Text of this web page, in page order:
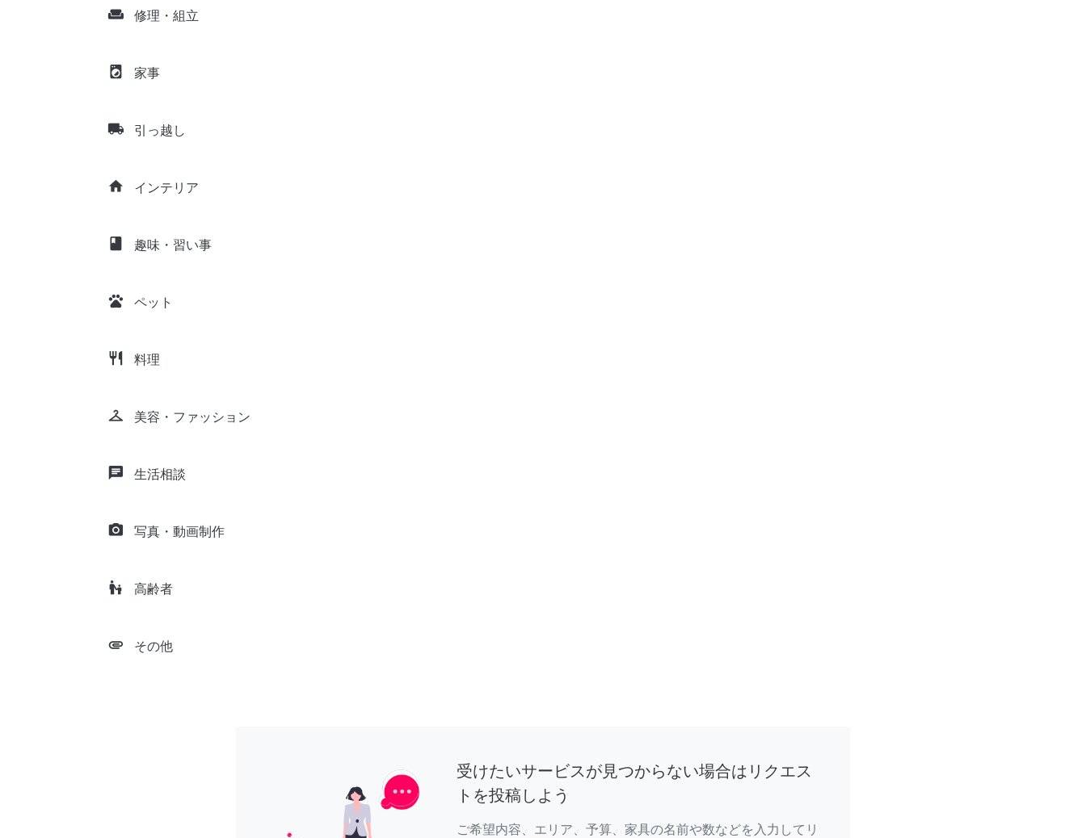
weekend 修理・組立
local_laundry_service 家事
local_shipping 引っ越し
home インテリア
class 趣味・習い事
pets ペット
restaurant 料理
checkroom 美容・ファッション
chat 生活相談
camera_alt 写真・動画制作
escalator_warning 高齢者
attachment その他
受けたいサービスが見つからない場合はリクエス
トを投稿しよう
ご希望内容、エリア、予算、家具の名前や数などを入力してリ